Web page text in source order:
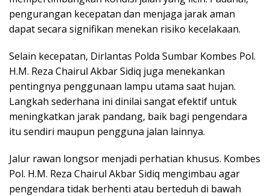
pengurangan kecepatan dan menjaga jarak aman
dapat secara signifikan menekan risiko kecelakaan.
Selain kecepatan, Dirlantas Polda Sumbar Kombes Pol.
H.M. Reza Chairul Akbar Sidiq juga menekankan
pentingnya penggunaan lampu utama saat hujan.
Langkah sederhana ini dinilai sangat efektif untuk
meningkatkan jarak pandang, baik bagi pengendara
itu sendiri maupun pengguna jalan lainnya.
Jalur rawan longsor menjadi perhatian khusus. Kombes
Pol. H.M. Reza Chairul Akbar Sidiq mengimbau agar
pengendara tidak berhenti atau berteduh di bawah